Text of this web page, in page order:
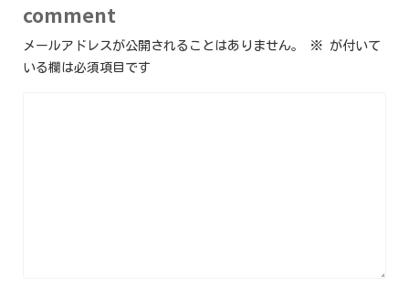
comment
メールアドレスが公開されることはありません。 ※ が付いて
いる欄は必須項目です